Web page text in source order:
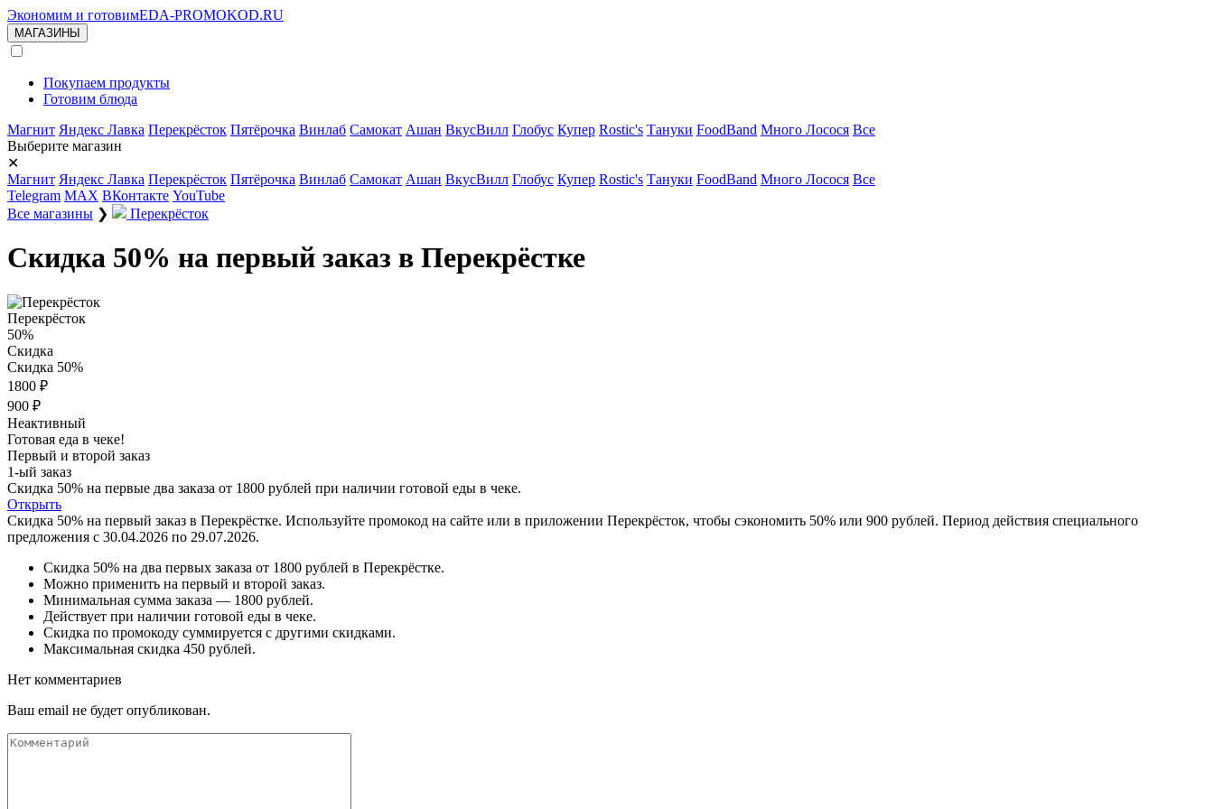
Экономим и готовимEDA-PROMOKOD.RU
МАГАЗИНЫ
Покупаем продукты
Готовим блюда
Магнит Яндекс Лавка Перекрёсток Пятёрочка Винлаб Самокат Ашан ВкусВилл Глобус Купер Rostic's Тануки FoodBand Много Лосося Все
Выберите магазин
✕
Магнит Яндекс Лавка Перекрёсток Пятёрочка Винлаб Самокат Ашан ВкусВилл Глобус Купер Rostic's Тануки FoodBand Много Лосося Все
Telegram MAX ВКонтакте YouTube
Все магазины ❯ Перекрёсток
Скидка 50% на первый заказ в Перекрёстке
Перекрёсток
50%
Скидка
Скидка 50%
1800 ₽
900 ₽
Неактивный
Готовая еда в чеке!
Первый и второй заказ
1-ый заказ
Скидка 50% на первые два заказа от 1800 рублей при наличии готовой еды в чеке.
Открыть
Скидка 50% на первый заказ в Перекрёстке. Используйте промокод на сайте или в приложении Перекрёсток, чтобы сэкономить 50% или 900 рублей. Период действия специального
предложения с 30.04.2026 по 29.07.2026.
Скидка 50% на два первых заказа от 1800 рублей в Перекрёстке.
Можно применить на первый и второй заказ.
Минимальная сумма заказа — 1800 рублей.
Действует при наличии готовой еды в чеке.
Скидка по промокоду суммируется с другими скидками.
Максимальная скидка 450 рублей.
Нет комментариев
Ваш email не будет опубликован.